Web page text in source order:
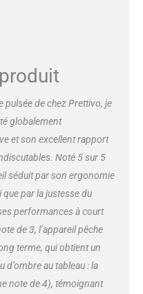
𝐝'é𝐧𝐞𝐫𝐠𝐢𝐞: Commencez
niveau et ajustez
L'épilation est
Plus le niveau est
sont les résultats. Par
amélioré
de trois fonctions :
ce qui vous permet
de soins de la peau tout
les poils. 𝐄𝐩𝐢𝐥𝐚𝐭𝐢𝐨𝐧
à 𝐝𝐨𝐦𝐢𝐜𝐢𝐥𝐞 𝐞𝐭 𝐬𝐞𝐫𝐯𝐢𝐜𝐞
𝐩𝐫𝐨𝐟𝐞𝐬𝐬𝐢𝐨𝐧𝐧𝐞𝐥: Les
flashs mis à niveau sont
pour une utilisation à
testé, système
d'épilation IPL est
pulsée de chez Prettivo, je
globalement
et son excellent rapport
Noté 5 sur 5
séduit par son ergonomie
par la justesse du
performances à court
de 3, l’appareil pêche
terme, qui obtient un
au tableau : la
note de 4), témoignant